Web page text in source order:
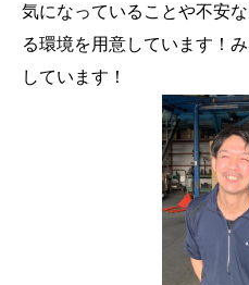
気になっていることや不安
る環境を用意しています！
しています！